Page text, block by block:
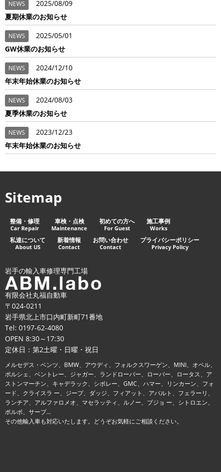
NEWS
2025/08/09
夏期休業のお知らせ
NEWS
2025/05/01
GW休業のお知らせ
NEWS
2024/12/10
年末年始休業のお知らせ
NEWS
2024/08/03
夏季休業のお知らせ
NEWS
2023/12/23
年末年始休業のお知らせ
Sitemap
整備・修理
Car Repair
車検・点検
Maintenance
初めての方へ
For Guest
施工事例
Works
私達について
About US
新着情報
Contact
お問い合わせ
Contact
プライバシーポリシー
Privacy Policy
岩手の輸入車修理専門工場
有限会社丸福自動車
〒024-0211
岩手県北上市口内町新町71番地
Tel: 0197-62-4080
OPEN 8:30～17:30
定休日：第2土曜・日曜・祝日
メルセデス・ベンツ、BMW、アウディ、フォルクスワーゲン、MINI、オペル、
ポルシェ、ベントレー、ジャガー、ランドローバー、ローバー、ロータス、ア
ストンマーチン、キャデラック、シボレー、GMC、ハマー、リンカーン、フォ
ード、クライスラ ー、ジープ、ダッジ、フィアット、アバルト、フェラーリ、
ランチア、アルファロメオ、マセラッティ、ルノー、プジョ ー、シトロエン、
ボルボ、サーブ…
その他輸入車も対応いたします。どうぞお気軽にご相談ください。